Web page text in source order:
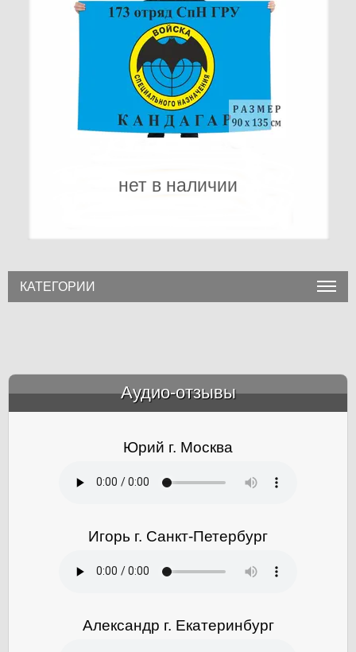
нет в наличии
КАТЕГОРИИ
Аудио-отзывы
Юрий г. Москва
Игорь г. Санкт-Петербург
Александр г. Екатеринбург